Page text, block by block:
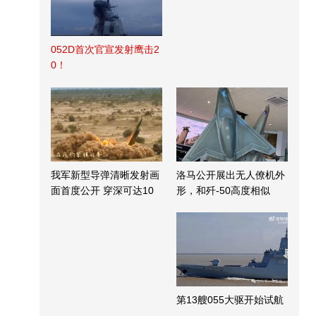
052D首次官宣发射鹰击2
0！
我军新型导弹清晰发射画
面首度公开 穿深可达10
洛马公开展出无人僚机外
形，和歼-50高度相似
第13艘055大驱开始试航